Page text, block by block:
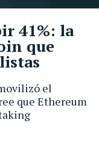
el
que Ethereum
41%: la
que